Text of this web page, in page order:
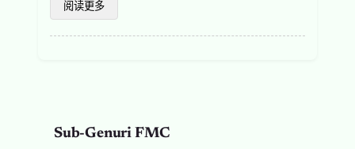
阅读更多
Sub-Genuri FMC